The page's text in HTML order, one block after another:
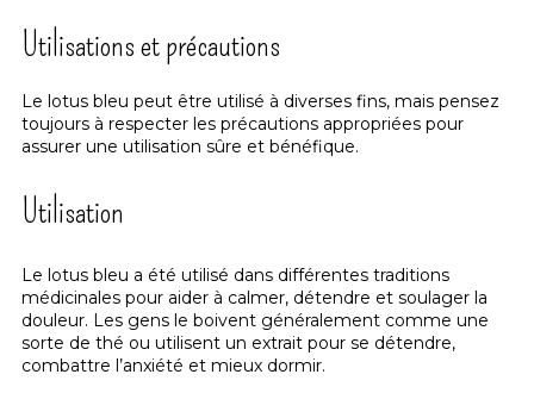
Utilisations et précautions
Le lotus bleu peut être utilisé à diverses fins, mais pensez
toujours à respecter les précautions appropriées pour
assurer une utilisation sûre et bénéfique.
Utilisation
Le lotus bleu a été utilisé dans différentes traditions
médicinales pour aider à calmer, détendre et soulager la
douleur. Les gens le boivent généralement comme une
sorte de thé ou utilisent un extrait pour se détendre,
combattre l’anxiété et mieux dormir.